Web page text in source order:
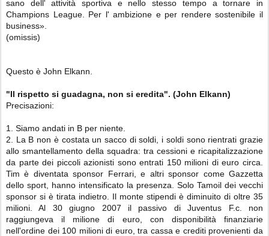
sano dell' attività sportiva e nello stesso tempo a tornare in
Champions League. Per l' ambizione e per rendere sostenibile il
business».
(omissis)
Questo è John Elkann.
"Il rispetto si guadagna, non si eredita". (John Elkann)
Precisazioni:
1. Siamo andati in B per niente.
2. La B non è costata un sacco di soldi, i soldi sono rientrati grazie
allo smantellamento della squadra: tra cessioni e ricapitalizzazione
da parte dei piccoli azionisti sono entrati 150 milioni di euro circa.
Tim è diventata sponsor Ferrari, e altri sponsor come Gazzetta
dello sport, hanno intensificato la presenza. Solo Tamoil dei vecchi
sponsor si è tirata indietro. Il monte stipendi è diminuito di oltre 35
milioni. Al 30 giugno 2007 il passivo di Juventus F.c. non
raggiungeva il milione di euro, con disponibilità finanziarie
nell'ordine dei 100 milioni di euro, tra cassa e crediti provenienti da